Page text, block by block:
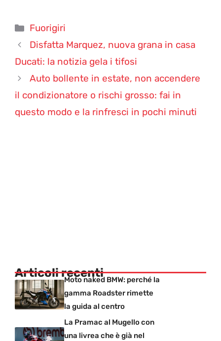
Categorie
Fuorigiri
Disfatta Marquez, nuova grana in casa
Ducati: la notizia gela i tifosi
Auto bollente in estate, non accendere
il condizionatore o rischi grosso: fai in
questo modo e la rinfresci in pochi minuti
Articoli recentiMoto naked BMW: perché la
gamma Roadster rimette
la guida al centro
La Pramac al Mugello con
una livrea che è già nel